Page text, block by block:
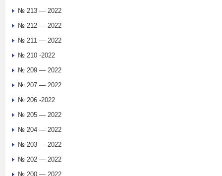
№ 213 — 2022
№ 212 — 2022
№ 211 — 2022
№ 210 -2022
№ 209 — 2022
№ 207 — 2022
№ 206 -2022
№ 205 — 2022
№ 204 — 2022
№ 203 — 2022
№ 202 — 2022
№ 200 — 2022